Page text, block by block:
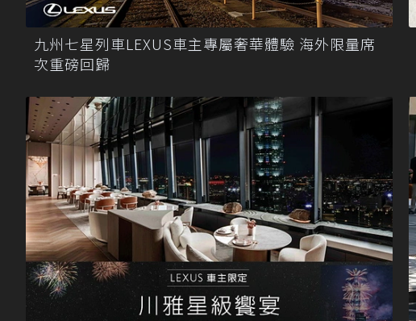
九州七星列車LEXUS車主專屬奢華體驗 海外限量席
次重磅回歸